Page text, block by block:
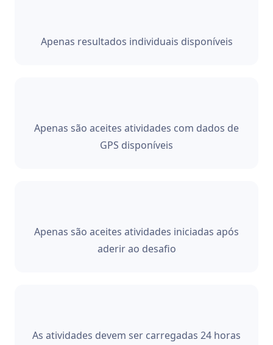
Apenas resultados individuais disponíveis
Apenas são aceites atividades com dados de
GPS disponíveis
Apenas são aceites atividades iniciadas após
aderir ao desafio
As atividades devem ser carregadas 24 horas